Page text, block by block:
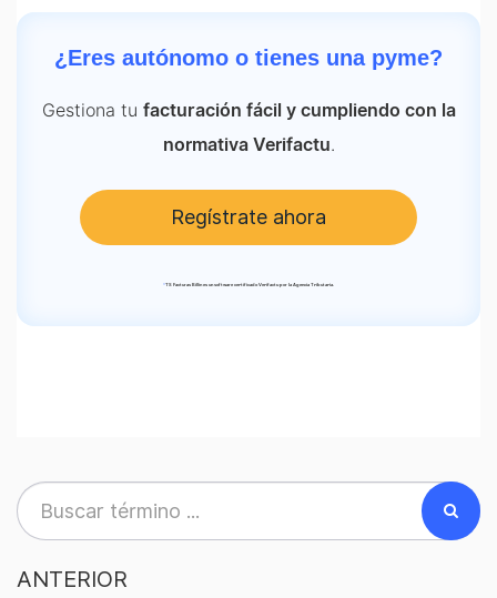
¿Eres autónomo o tienes una pyme?
Gestiona tu facturación fácil y cumpliendo con la
normativa Verifactu.
Regístrate ahora
*TS Facturas Billin es un software certificado Verifactu por la Agencia Tributaria.
ANTERIOR